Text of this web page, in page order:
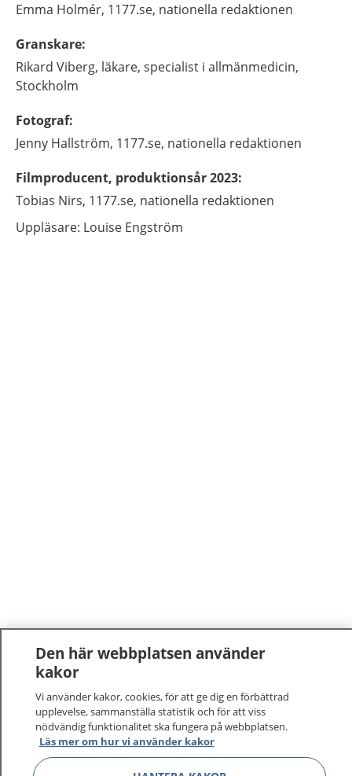
Emma Holmér, 1177.se, nationella redaktionen
Granskare:
Rikard Viberg, läkare, specialist i allmänmedicin,
Stockholm
Fotograf:
Jenny Hallström, 1177.se, nationella redaktionen
Filmproducent, produktionsår 2023:
Tobias Nirs, 1177.se, nationella redaktionen
Uppläsare: Louise Engström
1177 –tryggt om din hälsa och vård
På 1177.se får du råd om hälsa och information om
sjukdomar och vilka mottagningar du kan kontakta.
Logga in för att läsa din journal och göra dina
vårdärenden. Ring telefonnummer 1177 för
Den här webbplatsen använder
kakor
Vi använder kakor, cookies, för att ge dig en förbättrad
upplevelse, sammanställa statistik och för att viss
nödvändig funktionalitet ska fungera på webbplatsen.
Läs mer om hur vi använder kakor